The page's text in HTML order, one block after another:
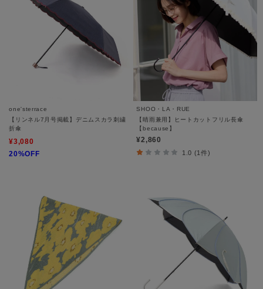
one'sterrace
【リンネル7月号掲載】デニムスカラ刺繍
折傘
¥3,080
20%OFF
SHOO・LA・RUE
【晴雨兼用】ヒートカットフリル長傘
【because】
¥2,860
1.0 (1件)